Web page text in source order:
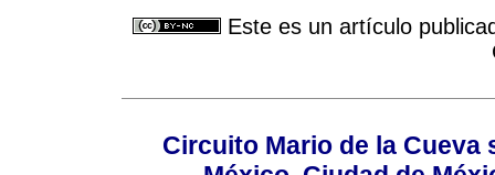
Este es un artículo
Circuito Mario de la Cueva